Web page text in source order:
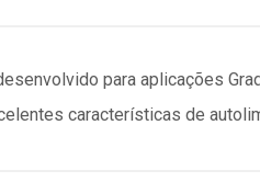
para aplicações
características de